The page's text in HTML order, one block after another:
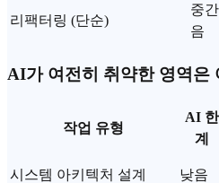
리팩터링 (단순)
중
음
AI가 여전히 취약한 영역은
작업 유형
AI 한
계
시스템 아키텍처 설계 낮음